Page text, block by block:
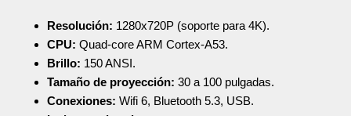
Resolución: 1280x720P (soporte para 4K).
CPU: Quad-core ARM Cortex-A53.
Brillo: 150 ANSI.
Tamaño de proyección: 30 a 100 pulgadas.
Conexiones: Wifi 6, Bluetooth 5.3, USB.